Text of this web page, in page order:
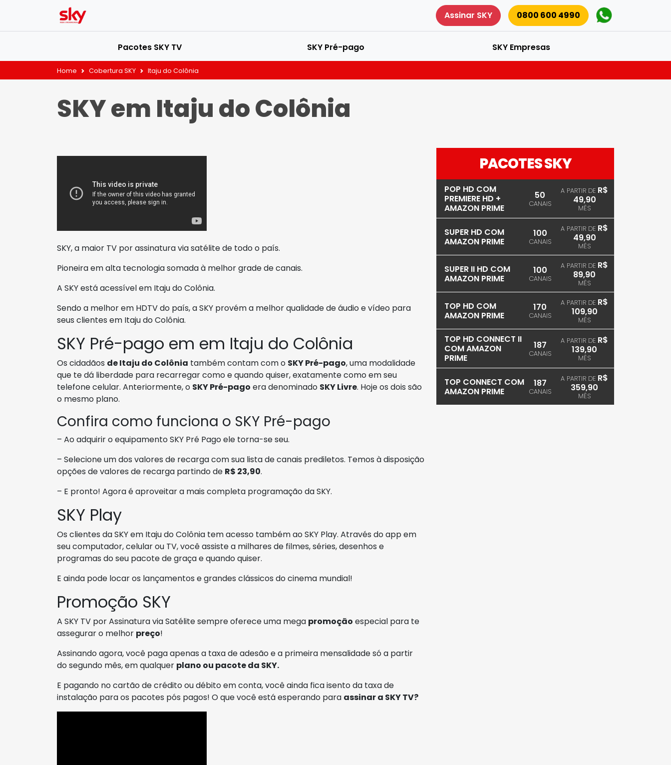
Assinar SKY 0800 600 4990
Pacotes SKY TV SKY Pré-pago SKY Empresas
Home Cobertura SKY Itaju do Colônia
SKY em Itaju do Colônia
SKY, a maior TV por assinatura via satélite de todo o país.
Pioneira em alta tecnologia somada à melhor grade de canais.
A SKY está acessível em Itaju do Colônia.
Sendo a melhor em HDTV do país, a SKY provém a melhor qualidade de áudio e vídeo para
seus clientes em Itaju do Colônia.
SKY Pré-pago em em Itaju do Colônia
Os cidadãos de Itaju do Colônia também contam com o SKY Pré-pago, uma modalidade
que te dá liberdade para recarregar como e quando quiser, exatamente como em seu
telefone celular. Anteriormente, o SKY Pré-pago era denominado SKY Livre. Hoje os dois são
o mesmo plano.
Confira como funciona o SKY Pré-pago
– Ao adquirir o equipamento SKY Pré Pago ele torna-se seu.
– Selecione um dos valores de recarga com sua lista de canais prediletos. Temos à disposição
opções de valores de recarga partindo de R$ 23,90.
– E pronto! Agora é aproveitar a mais completa programação da SKY.
SKY Play
Os clientes da SKY em Itaju do Colônia tem acesso também ao SKY Play. Através do app em
seu computador, celular ou TV, você assiste a milhares de filmes, séries, desenhos e
programas do seu pacote de graça e quando quiser.
E ainda pode locar os lançamentos e grandes clássicos do cinema mundial!
Promoção SKY
A SKY TV por Assinatura via Satélite sempre oferece uma mega promoção especial para te
assegurar o melhor preço!
Assinando agora, você paga apenas a taxa de adesão e a primeira mensalidade só a partir
do segundo mês, em qualquer plano ou pacote da SKY.
E pagando no cartão de crédito ou débito em conta, você ainda fica isento da taxa de
instalação para os pacotes pós pagos! O que você está esperando para assinar a SKY TV?
PACOTES SKY
POP HD COM
PREMIERE HD +
AMAZON PRIME
50
CANAIS
A PARTIR DE R$
49,90
MÊS
SUPER HD COM
AMAZON PRIME
100
CANAIS
A PARTIR DE R$
49,90
MÊS
SUPER II HD COM
AMAZON PRIME
100
CANAIS
A PARTIR DE R$
89,90
MÊS
TOP HD COM
AMAZON PRIME
170
CANAIS
A PARTIR DE R$
109,90
MÊS
TOP HD CONNECT II
COM AMAZON
PRIME
187
CANAIS
A PARTIR DE R$
139,90
MÊS
TOP CONNECT COM
AMAZON PRIME
187
CANAIS
A PARTIR DE R$
359,90
MÊS